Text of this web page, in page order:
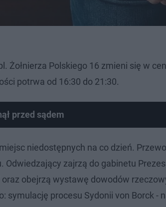
Żołnierza Polskiego 16 zmieni się w
potrwa od 16:30 do 21:30.
przed sądem
niedostępnych na co dzień.
zajrzą do gabinetu
obejrzą wystawę dowodów
procesu Sydonii von Borck -